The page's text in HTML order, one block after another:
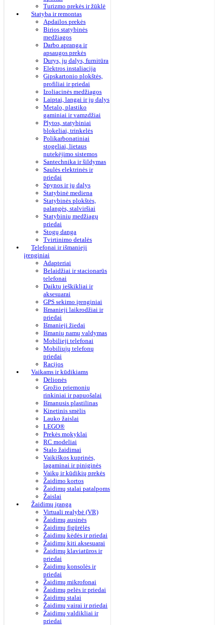
Turizmo prekės ir žūklė
Statyba ir remontas
Apdailos prekės
Birios statybinės
medžiagos
Darbo apranga ir
apsaugos prekės
Durys, jų dalys, furnitūra
Elektros instaliacija
Gipskartonio plokštės,
profiliai ir priedai
Izoliacinės medžiagos
Laiptai, langai ir jų dalys
Metalo, plastiko
gaminiai ir vamzdžiai
Plytos, statybiniai
blokeliai, trinkelės
Polikarbonatiniai
stogeliai, lietaus
nutekėjimo sistemos
Santechnika ir šildymas
Saulės elektrinės ir
priedai
Spynos ir jų dalys
Statybinė mediena
Statybinės plokštės,
palangės, stalviršiai
Statybinių medžiagų
priedai
Stogų danga
Tvirtinimo detalės
Telefonai ir išmanieji
įrenginiai
Adapteriai
Belaidžiai ir stacionarūs
telefonai
Daiktų ieškikliai ir
aksesuarai
GPS sekimo įrenginiai
Išmanieji laikrodžiai ir
priedai
Išmanieji žiedai
Išmanių namų valdymas
Mobilieji telefonai
Mobiliųjų telefonų
priedai
Racijos
Vaikams ir kūdikiams
Dėlionės
Grožio priemonių
rinkiniai ir papuošalai
Išmanusis plastilinas
Kinetinis smėlis
Lauko žaislai
LEGO®
Prekės mokyklai
RC modeliai
Stalo žaidimai
Vaikiškos kuprinės,
lagaminai ir piniginės
Vaikų ir kūdikių prekės
Žaidimo kortos
Žaidimų stalai patalpoms
Žaislai
Žaidimų įranga
Virtuali realybė (VR)
Žaidimų ausinės
Žaidimų figūrėlės
Žaidimų kėdės ir priedai
Žaidimų kiti aksesuarai
Žaidimų klaviatūros ir
priedai
Žaidimų konsolės ir
priedai
Žaidimų mikrofonai
Žaidimų pelės ir priedai
Žaidimų stalai
Žaidimų vairai ir priedai
Žaidimų valdikliai ir
priedai